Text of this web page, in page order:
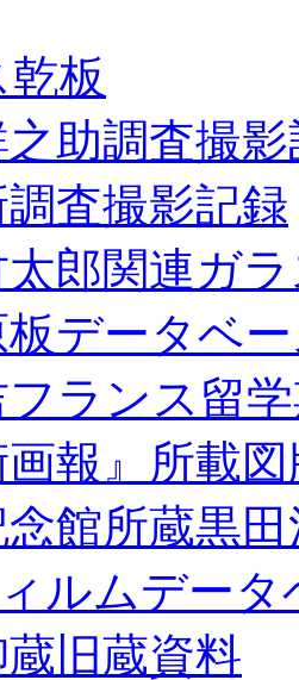
板
之助調査撮
査撮影記録
郎関連ガ
データベ
ランス留
画報』所載
館所蔵黒
ルムデータ
旧蔵資料